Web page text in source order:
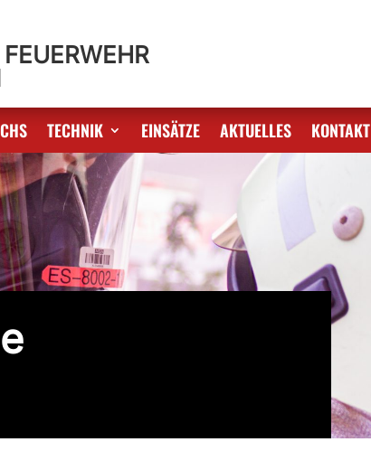
TECHNIK EINSÄTZE AKTUELLES KONTAKT